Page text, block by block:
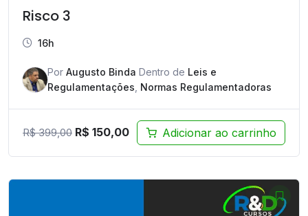
Risco 3
16h
Por Augusto Binda Dentro de Leis e
Regulamentações Normas Regulamentadoras
R$399,00 O
era:
R$ 150,00O
preço
é:
Adicionar ao carrinho